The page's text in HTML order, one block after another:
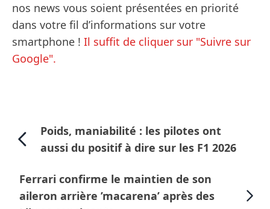
nos news vous soient présentées en priorité
dans votre fil d’informations sur votre
smartphone ! Il suffit de cliquer sur "Suivre sur
Google".
Poids, maniabilité : les pilotes ont
aussi du positif à dire sur les F1 2026
Ferrari confirme le maintien de son
aileron arrière ’macarena’ après des